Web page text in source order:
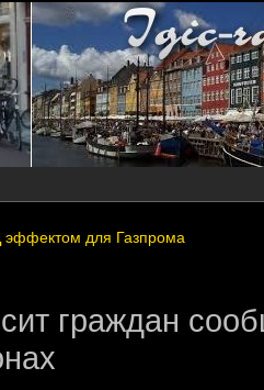
эффектом для Газпрома
граждан